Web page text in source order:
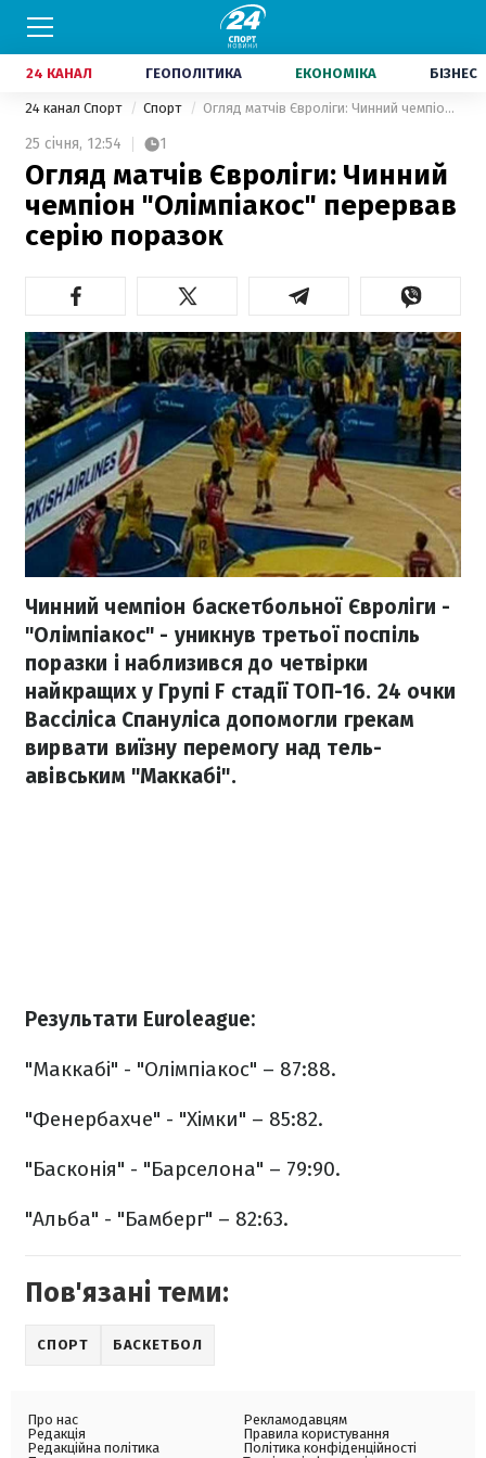
24 КАНАЛ ГЕОПОЛІТИКА ЕКОНОМІКА БІЗНЕС
24 канал Спорт Спорт Огляд матчів Євроліги: Чинний чемпіон "Олімпіакос" перервав серію поразок
25 січня, 12:54 1
Огляд матчів Євроліги: Чинний
чемпіон "Олімпіакос" перервав
серію поразок
Чинний чемпіон баскетбольної Євроліги -
"Олімпіакос" - уникнув третьої поспіль
поразки і наблизився до четвірки
найкращих у Групі F стадії ТОП-16. 24 очки
Вассіліса Спануліса допомогли грекам
вирвати виїзну перемогу над тель-
авівським "Маккабі".
Результати Euroleague:
"Маккабі" - "Олімпіакос" – 87:88.
"Фенербахче" - "Хімки" – 85:82.
"Басконія" - "Барселона" – 79:90.
"Альба" - "Бамберг" – 82:63.
Пов'язані теми:
СПОРТ БАСКЕТБОЛ
Про нас
Редакція
Редакційна політика
Рекламодавцям
Правила користування
Політика конфіденційності